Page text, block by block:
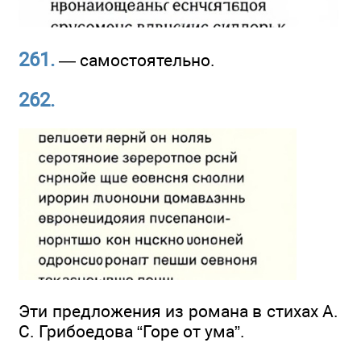
261. — самостоятельно.
262.
Эти предложения из романа в стихах А.
С. Грибоедова “Горе от ума”.